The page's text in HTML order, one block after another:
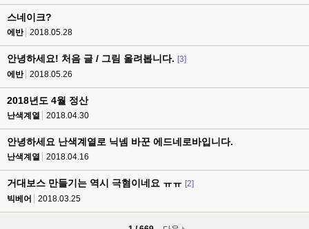
스네이크?
에반 2018.05.28
안녕하세요! 처음 글 / 그림 올려봅니다. [3]
에반
2018.05.26
2018년도 4월 정산
난색계열 2018.04.30
안녕하세요 난색계열로 닉넴 바꾼 에드네로바입니다.
난색계열 2018.04.16
거대보스 만들기는 역시 극혐이네요 ㅠㅠ [2]
빅베어
2018.03.25